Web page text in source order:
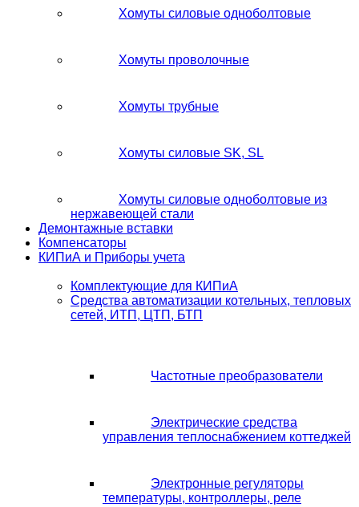
Хомуты силовые одноболтовые
Хомуты проволочные
Хомуты трубные
Хомуты силовые SK, SL
Хомуты силовые одноболтовые из
нержавеющей стали
Демонтажные вставки
Компенсаторы
КИПиА и Приборы учета
Комплектующие для КИПиА
Средства автоматизации котельных, тепловых
сетей, ИТП, ЦТП, БТП
Частотные преобразователи
Электрические средства
управления теплоснабжением коттеджей
Электронные регуляторы
температуры, контроллеры, реле